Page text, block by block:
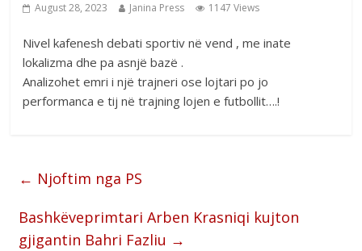
August 28, 2023 Janina Press 1147 Views
Nivel kafenesh debati sportiv në vend , me inate
lokalizma dhe pa asnjë bazë .
Analizohet emri i një trajneri ose lojtari po jo
performanca e tij në trajning lojen e futbollit….!
← Njoftim nga PS
Bashkëveprimtari Arben Krasniqi kujton
gjigantin Bahri Fazliu →